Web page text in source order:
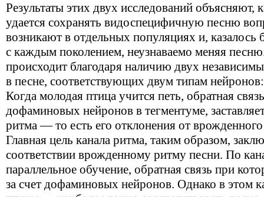
Результаты этих двух исследований объясняют,
удается сохранять видоспецифичную песню
возникают в отдельных популяциях и,
с каждым поколением, неузнаваемо меняя
происходит благодаря наличию двух
в песне, соответствующих двум типам
Когда молодая птица учится петь, обратная
дофаминовых нейронов в тегментуме,
ритма — то есть его отклонения от
Главная цель канала ритма, таким образом,
соответствии врожденному ритму песни. По
параллельное обучение, обратная связь при
за счет дофаминовых нейронов. Однако в этом